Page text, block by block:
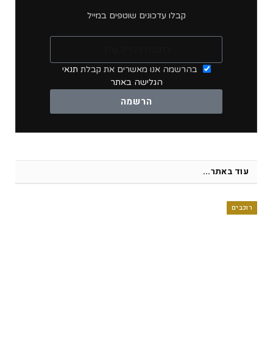
קבלו עדכונים שוטפים במייל
בהרשמה אנו מאשרים את קבלת תנאי
הגלישה באתר
הרשמה
עוד באתר...
רוכבים